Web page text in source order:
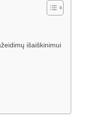
išaiškinimui